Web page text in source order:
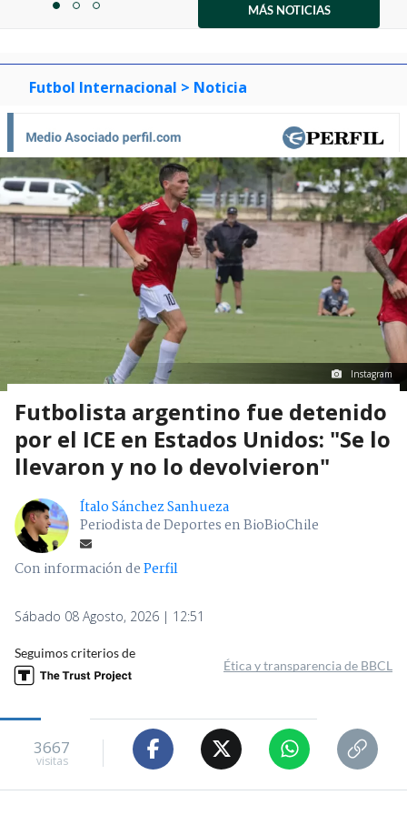
itemitemitem
MÁS NOTICIAS
Futbol Internacional > Noticia
Instagram
Futbolista argentino fue detenido
por el ICE en Estados Unidos: "Se lo
llevaron y no lo devolvieron"
Ítalo Sánchez Sanhueza
Periodista de Deportes en BioBioChile
Con información dePerfil
Sábado 08 Agosto, 2026 | 12:51
Seguimos criterios de
Ética y transparencia de BBCL
3667
visitas